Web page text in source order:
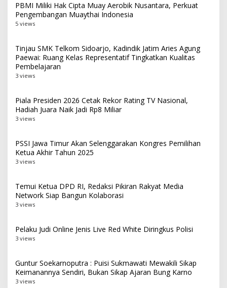
PBMI Miliki Hak Cipta Muay Aerobik Nusantara, Perkuat
Pengembangan Muaythai Indonesia
5 views
Tinjau SMK Telkom Sidoarjo, Kadindik Jatim Aries Agung
Paewai: Ruang Kelas Representatif Tingkatkan Kualitas
Pembelajaran
3 views
Piala Presiden 2026 Cetak Rekor Rating TV Nasional,
Hadiah Juara Naik Jadi Rp8 Miliar
3 views
PSSI Jawa Timur Akan Selenggarakan Kongres Pemilihan
Ketua Akhir Tahun 2025
3 views
Temui Ketua DPD RI, Redaksi Pikiran Rakyat Media
Network Siap Bangun Kolaborasi
3 views
Pelaku Judi Online Jenis Live Red White Diringkus Polisi
3 views
Guntur Soekarnoputra : Puisi Sukmawati Mewakili Sikap
Keimanannya Sendiri, Bukan Sikap Ajaran Bung Karno
3 views